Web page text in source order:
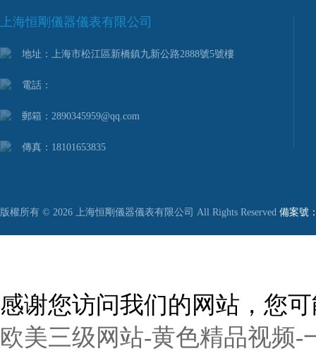
上海恒剛儀器儀表有限公司
地址：上海市松江區新橋鎮九新公路2888號5號樓
電話：
郵箱：2890345959@qq.com
傳真：18101653835
版權所有 © 2026 上海恒剛儀器儀表有限公司 All Rights Reserved 備案號
感谢您访问我们的网站，您
欧美三级网站-黄色精品视频-